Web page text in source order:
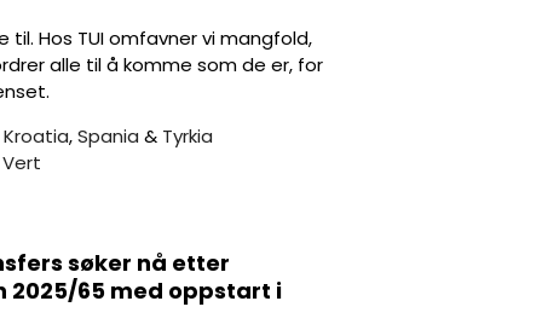
Hos TUI omfavner vi mangfold,
alle til å komme som de er, for
Kroatia,Spania & Tyrkia
Vert
søker nå etter
65 med oppstart i